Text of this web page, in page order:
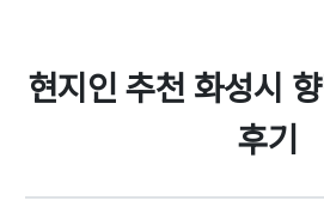
현지인 추천 화성시
후기